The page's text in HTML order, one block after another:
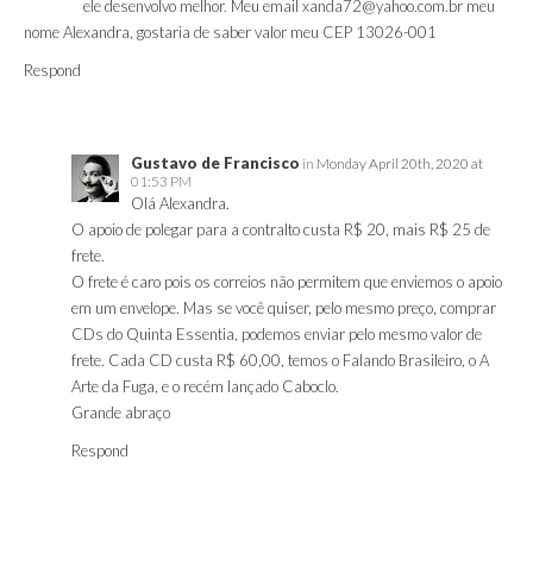
ele desenvolvo melhor. Meu email xanda72@yahoo.com.br meu
nome Alexandra, gostaria de saber valor meu CEP 13026-001
Respond
Gustavo de Francisco in Monday April 20th, 2020 at
01:53 PM
Olá Alexandra.
O apoio de polegar para a contralto custa R$ 20, mais R$ 25 de
frete.
O frete é caro pois os correios não permitem que enviemos o apoio
em um envelope. Mas se você quiser, pelo mesmo preço, comprar
CDs do Quinta Essentia, podemos enviar pelo mesmo valor de
frete. Cada CD custa R$ 60,00, temos o Falando Brasileiro, o A
Arte da Fuga, e o recém lançado Caboclo.
Grande abraço
Respond